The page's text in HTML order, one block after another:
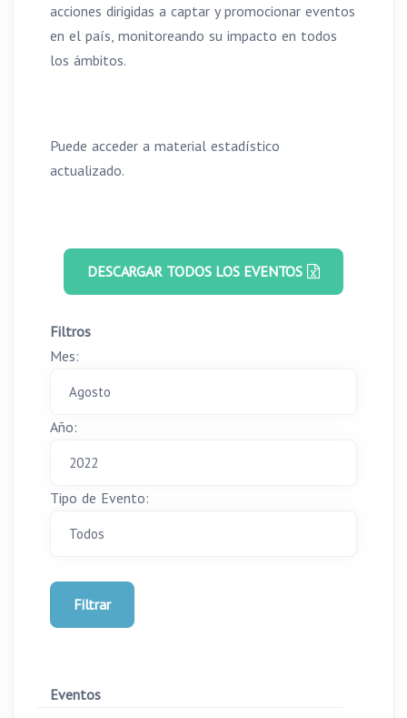
acciones dirigidas a captar y promocionar eventos
en el país, monitoreando su impacto en todos
los ámbitos.
Puede acceder a material estadístico
actualizado.
DESCARGAR TODOS LOS EVENTOS
Filtros
Mes:
Año:
Tipo de Evento:
Filtrar
Eventos